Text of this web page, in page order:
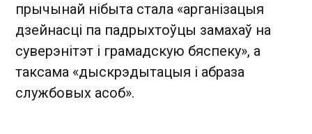
прычынай нібыта стала «арганізацыя
дзейнасці па падрыхтоўцы замахаў на
суверэнітэт і грамадскую бяспеку», а
таксама «дыскрэдытацыя і абраза
службовых асоб».